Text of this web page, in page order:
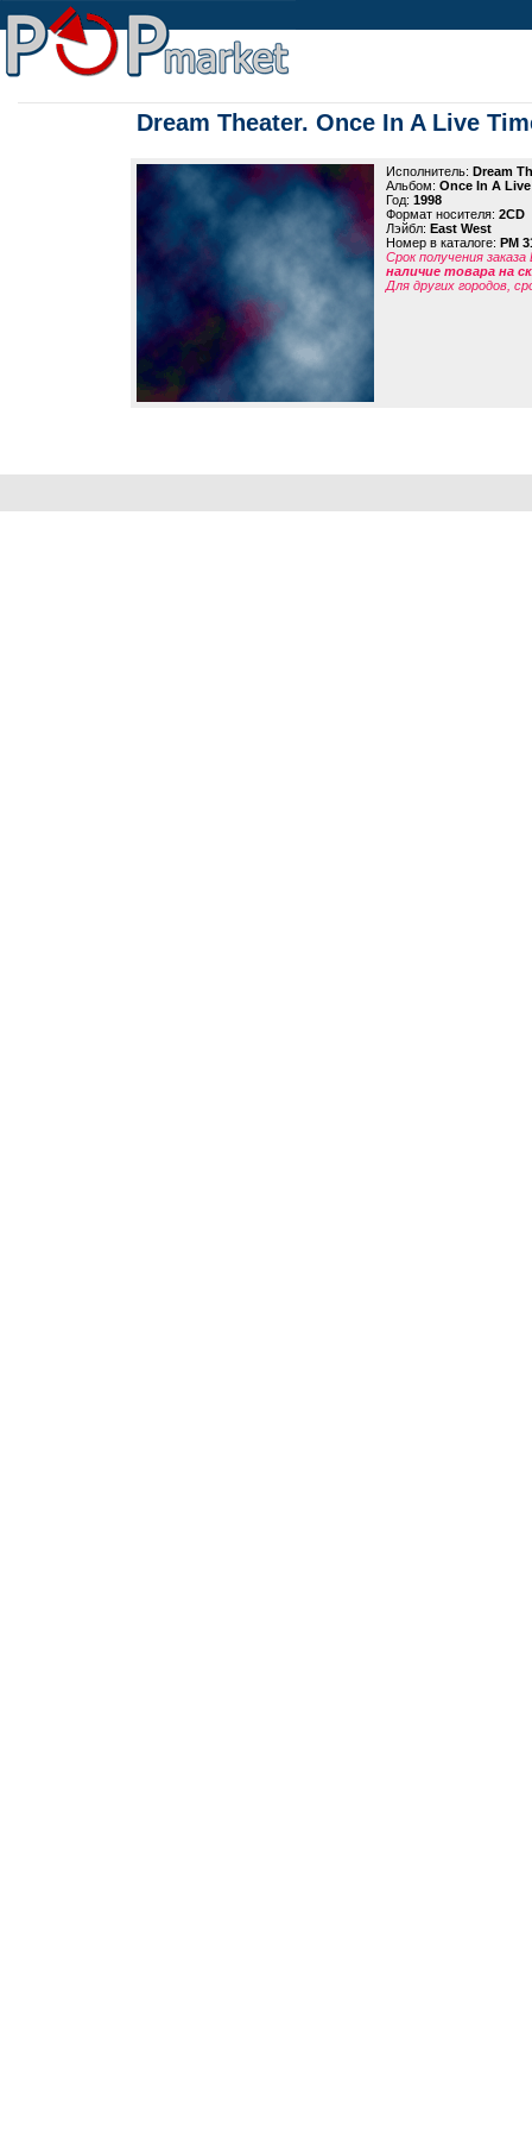
Dream Theater. Once In A Live
Исполнитель: Dream
Альбом: Once In A
Год: 1998
Формат носителя: 2CD
Лэйбл: East West
Номер в каталоге: PM
Срок получения
наличие товара на
Для других городов,